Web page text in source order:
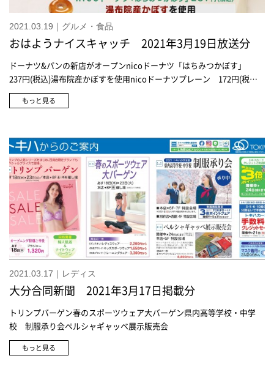
2021.03.19｜グルメ・食品
おはようナイスキャッチ 2021年3月19日放送分
ドーナツ&パンの新店がオープンnicoドーナツ「はちみつかぼす」
237円(税込)湯布院産かぼすを使用nicoドーナツプレーン 172円(税
込)nicoドーナツチョコレート 237円(税込)nicoドーナツきなこミル
ク 194円(税込)くるりぱんピーナッツクリームサンド 1個 162円(税
ン 864円(税込)乃が美乃が美の「生」食パン 864円(税込)ぱん屋 福
禄アールグレイメロンパン 194円(税込)カンパーニュたこ焼きパン
162円(税込)
もっと見る
2021.03.17｜レディス
大分合同新聞 2021年3月17日掲載分
トリンプバーゲン春のスポーツウェア大バーゲン県内高等学校・中学
校 制服承り会ペルシャギャッベ展示販売会
もっと見る